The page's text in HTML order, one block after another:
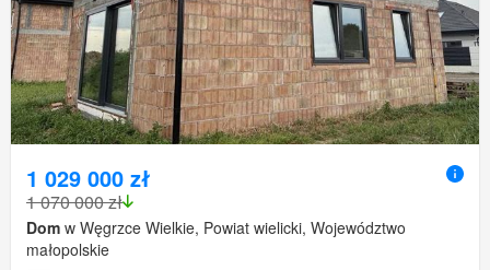
1 029 000 zł
1 070 000 zł
Dom w Węgrzce Wielkie, Powiat wielicki, Województwo
małopolskie